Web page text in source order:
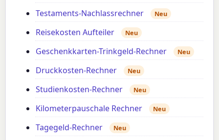
Testaments-Nachlassrechner Neu
Reisekosten Aufteiler Neu
Geschenkkarten-Trinkgeld-Rechner Neu
Druckkosten-Rechner Neu
Studienkosten-Rechner Neu
Kilometerpauschale Rechner Neu
Tagegeld-Rechner Neu